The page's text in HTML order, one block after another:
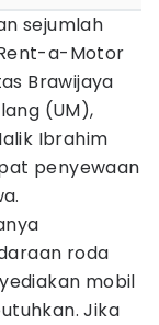
sejumlah
a-Motor
Brawijaya
(UM),
Ibrahim
penyewaan
roda
mobil
Jika